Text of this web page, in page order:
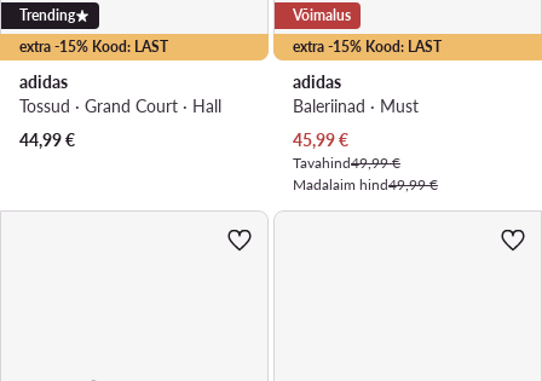
extra -15% Kood: LAST
Trending
adidas
Tossud · Grand Court · Hall
44,99€
extra -15% Kood: LAST
Võimalus
adidas
Baleriinad · Must
Praegune hind
45,99€
Tavahind49,99 €
Madalaim hind49,99 €